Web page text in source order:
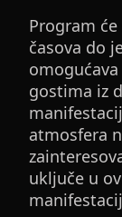
Program
časova do
gostima iz
atmosfera
uključe u